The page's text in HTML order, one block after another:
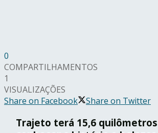
0
COMPARTILHAMENTOS
1
VISUALIZAÇÕES
Share on Facebook
Share on Twitter
Trajeto terá 15,6